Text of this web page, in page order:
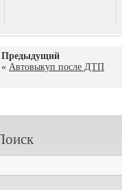
Предыдущий
« Автовыкуп после ДТП